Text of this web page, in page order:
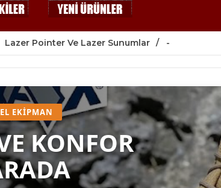
Lazer Pointer Ve Lazer Sunumlar -
EKIPMAN
KONFOR